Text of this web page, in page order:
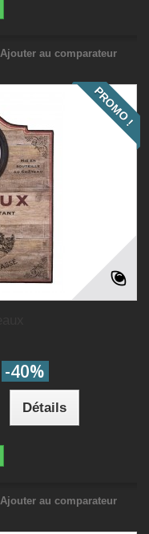
Ajouter au comparateur
PROMO !
-40%
Détails
Ajouter au comparateur